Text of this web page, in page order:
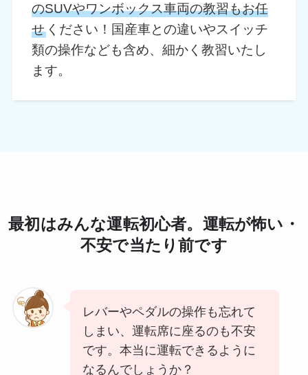
のSUVやワンボックス車両の教習もお任
せ ください！国産車との違いやスイッチ
類の操作なども含め、細かく教習いたし
ます。
最初はみんな運転初心者。運転が怖い・
不安で当たり前です
レバーやペダルの操作も忘れて
しまい、運転席に座るのも不安
です。本当に運転できるように
なるんでしょうか？